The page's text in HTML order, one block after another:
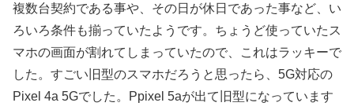
複数台契約である事や、その日が休日であった事など、い
ろいろ条件も揃っていたようです。ちょうど使っていたス
マホの画面が割れてしまっていたので、これはラッキーで
した。すごい旧型のスマホだろうと思ったら、5G対応の
Pixel 4a 5Gでした。Ppixel 5aが出て旧型になっています